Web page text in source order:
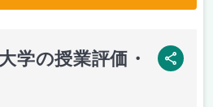
学の授業評価・
SNS